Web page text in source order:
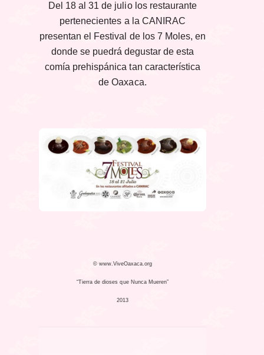
Del 18 al 31 de julio los restaurante
pertenecientes a la CANIRAC
presentan el Festival de los 7 Moles, en
donde se puedrá degustar de esta
comía prehispánica tan característica
de Oaxaca.
© www.ViveOaxaca.org
“Tierra de dioses que Nunca Mueren”
2013